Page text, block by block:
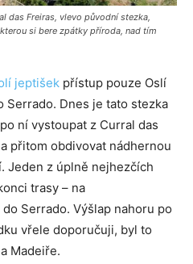
das Freiras, vlevo původní stezka,
si bere zpátky příroda, nad tím
jeptišek přístup pouze Oslí
Serrado. Dnes je tato stezka
ní vystoupat z Curral das
přitom obdivovat nádhernou
Jeden z úplně nejhezčích
trasy – na
Serrado. Výšlap nahoru po
vřele doporučuji, byl to
Madeiře.